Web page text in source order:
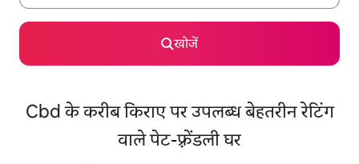
खोजें
Cbd के करीब किराए पर उपलब्ध बेहतरीन रेटिंग
वाले पेट-फ़्रेंडली घर